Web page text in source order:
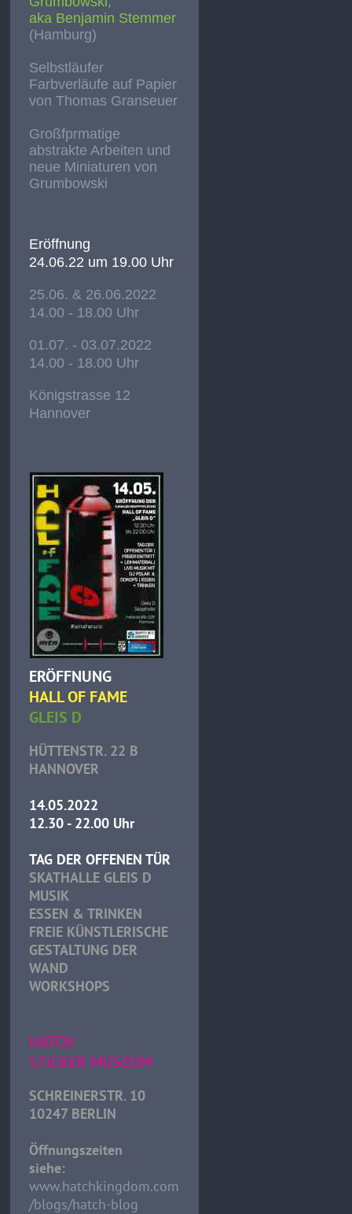
aka Benjamin Stemmer
(Hamburg)
Selbstläufer
Farbverläufe auf Papier
von Thomas Granseuer
Großfprmatige
abstrakte Arbeiten und
neue Miniaturen von
Grumbowski
Eröffnung
24.06.22 um 19.00 Uhr
25.06. & 26.06.2022
14.00 - 18.00 Uhr
01.07. - 03.07.2022
14.00 - 18.00 Uhr
Königstrasse 12
Hannover
ERÖFFNUNG
HALL OF FAME
GLEIS D
HÜTTENSTR. 22 B
HANNOVER
14.05.2022
12.30 - 22.00 Uhr
TAG DER OFFENEN TÜR
SKATHALLE GLEIS D
MUSIK
ESSEN & TRINKEN
FREIE KÜNSTLERISCHE
GESTALTUNG DER
WAND
WORKSHOPS
HATCH
STICKER MUSEUM
SCHREINERSTR. 10
10247 BERLIN
Öffnungszeiten
siehe:
www.hatchkingdom.com
/blogs/hatch-blog